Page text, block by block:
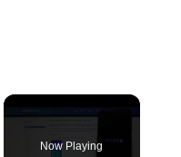
Now Playing